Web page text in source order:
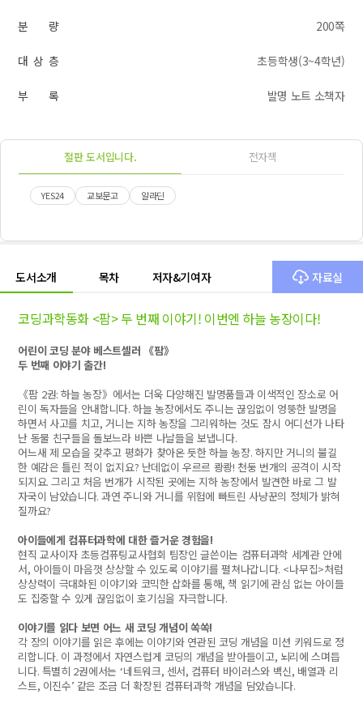
분 량 200쪽
대 상 층 초등학생(3~4학년)
부 록 발명 노트 소책자
절판 도서입니다. 전자책
YES24 교보문고 알라딘
도서소개 목차 저자&기여자 자료실
코딩과학동화 <팜> 두 번째 이야기! 이번엔 하늘 농장이다!
어린이 코딩 분야 베스트셀러 《팜》
두 번째 이야기 출간!
《팜 2권:하늘 농장》 에서는 더욱 다양해진 발명품들과 이색적인 장소로 어
린이 독자들을 안내합니다.하늘 농장에서도 주니는 끊임없이 엉뚱한 발명을
하면서 사고를 치고,거니는 지하 농장을 그리워하는 것도 잠시 어디선가 나타
난 동물 친구들을 돌보느라 바쁜 나날들을 보냅니다.
어느새 제 모습을 갖추고 평화가 찾아온 듯한 하늘 농장. 하지만 거니의 불길
한 예감은 틀린 적이 없지요? 난데없이 우르르 쾅쾅! 천둥 번개의 공격이 시작
되지요.그리고 처음 번개가 시작된 곳에는 지하 농장에서 발견한 바로 그 발
자국이 남았습니다.과연 주니와 거니를 위험에 빠트린 사냥꾼의 정체가 밝혀
질까요?
아이들에게 컴퓨터과학에 대한 즐거운 경험을!
현직 교사이자 초등컴퓨팅교사협회 팀장인 글쓴이는 컴퓨터과학 세계관 안에
서, 아이들이 마음껏 상상할 수 있도록 이야기를 펼쳐나갑니다. <나무집>처럼
상상력이 극대화된 이야기와 코믹한 삽화를 통해, 책 읽기에 관심 없는 아이들
도 집중할 수 있게 끊임없이 호기심을 자극합니다.
이야기를 읽다 보면 어느 새 코딩 개념이 쏙쏙!
각 장의 이야기를 읽은 후에는 이야기와 연관된 코딩 개념을 미션 키워드로 정
리합니다. 이 과정에서 자연스럽게 코딩의 개념을 받아들이고, 뇌리에 스며듭
니다. 특별히 2권에서는 ‘네트워크, 센서, 컴퓨터 바이러스와 백신, 배열과 리
스트, 이진수’ 같은 조금 더 확장된 컴퓨터과학 개념을 담았습니다.